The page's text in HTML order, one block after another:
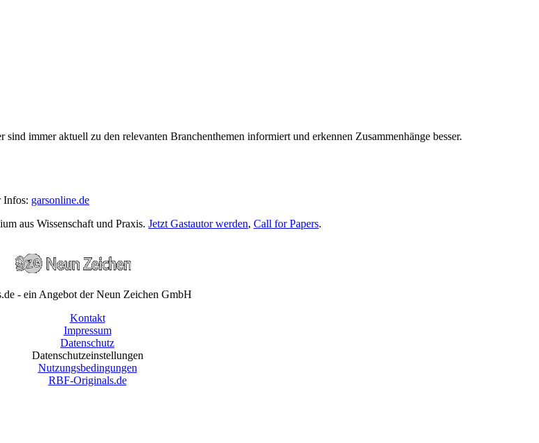
immer aktuell zu den relevanten Branchenthemen informiert und erkennen Zusammenhänge besser.
Infos: garsonline.de
aus Wissenschaft und Praxis. Jetzt Gastautor werden, Call for Papers.
- ein Angebot der Neun Zeichen GmbH
Kontakt
Impressum
Datenschutz
Datenschutzeinstellungen
Nutzungsbedingungen
RBF-Originals.de